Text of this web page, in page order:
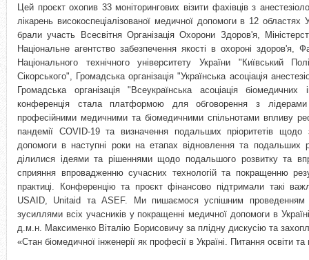
Цей проєкт охопив 33 моніторингових візити фахівців з
лікарень високоспеціалізованої медичної допомоги в 12 областях
брали участь Всесвітня Організація Охорони Здоров'я,
Національне агентство забезпечення якості в охороні здоров'я,
Національного технічного університету України "Київський
Сікорського", Громадська організація "Українська асоціація
Громадська організація "Всеукраїнська асоціація
конференція стала платформою для обговорення з
професійними медичними та біомедичними спільнотами впливу
пандемії COVID-19 та визначення подальших пріоритетів щодо
допомоги в наступні роки на етапах відновлення та подальших
ділилися ідеями та рішеннями щодо подальшого розвитку та
сприяння впровадженню сучасних технологій та покращенню
практиці. Конференцію та проєкт фінансово підтримали такі
USAID, Unitaid та ASEF. Ми пишаємося успішним проведенням
зусиллями всіх учасників у покращенні медичної допомоги в
д.м.н. Максименко Віталію Борисовичу за плідну дискусію та
«Стан біомедичної інженерії як професії в Україні. Питання освіти